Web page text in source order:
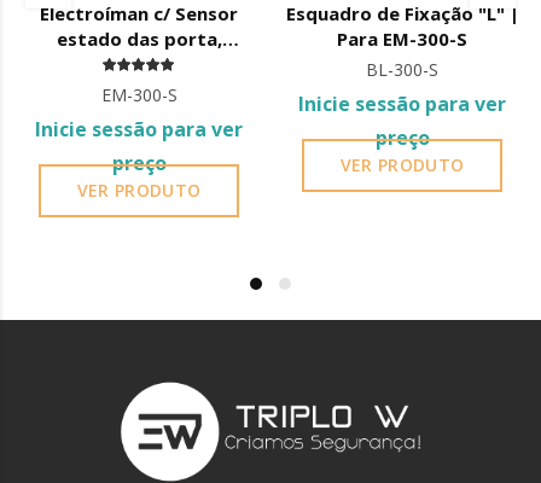
Electroíman c/ Sensor
estado das porta,
LED,12/24V DC
EM-300-S
Inicie sessão para ver
preço
VER PRODUTO
Esquadro de Fixação "L" |
Para EM-300-S
BL-300-S
Inicie sessão para ver
preço
VER PRODUTO